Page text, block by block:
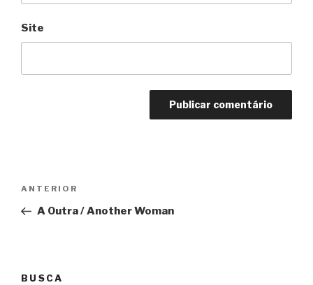
Site
Post
Anterior
ANTERIOR
A Outra / Another Woman
BUSCA